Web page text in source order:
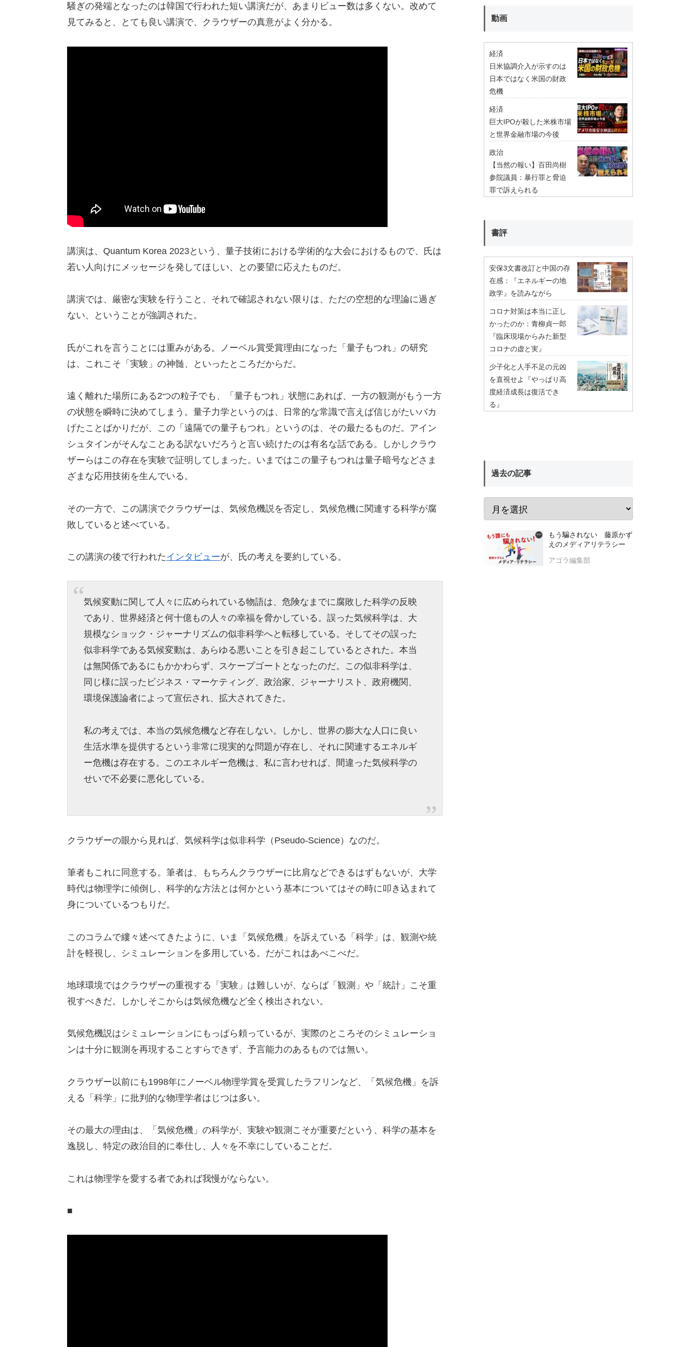
騒ぎの発端となったのは韓国で行われた短い講演だが、あまりビュー数は多くない。改めて
見てみると、とても良い講演で、クラウザーの真意がよく分かる。
講演は、Quantum Korea 2023という、量子技術における学術的な大会におけるもので、氏は
若い人向けにメッセージを発してほしい、との要望に応えたものだ。
講演では、厳密な実験を行うこと、それで確認されない限りは、ただの空想的な理論に過ぎ
ない、ということが強調された。
氏がこれを言うことには重みがある。ノーベル賞受賞理由になった「量子もつれ」の研究
は、これこそ「実験」の神髄、といったところだからだ。
遠く離れた場所にある2つの粒子でも、「量子もつれ」状態にあれば、一方の観測がもう一方
の状態を瞬時に決めてしまう。量子力学というのは、日常的な常識で言えば信じがたいバカ
げたことばかりだが、この「遠隔での量子もつれ」というのは、その最たるものだ。アイン
シュタインがそんなことある訳ないだろうと言い続けたのは有名な話である。しかしクラウ
ザーらはこの存在を実験で証明してしまった。いまではこの量子もつれは量子暗号などさま
ざまな応用技術を生んでいる。
その一方で、この講演でクラウザーは、気候危機説を否定し、気候危機に関連する科学が腐
敗していると述べている。
この講演の後で行われた インタビューが、氏の考えを要約している。
気候変動に関して人々に広められている物語は、危険なまでに腐敗した科学の反映
であり、世界経済と何十億もの人々の幸福を脅かしている。誤った気候科学は、大
規模なショック・ジャーナリズムの似非科学へと転移している。そしてその誤った
似非科学である気候変動は、あらゆる悪いことを引き起こしているとされた。本当
は無関係であるにもかかわらず、スケープゴートとなったのだ。この似非科学は、
同じ様に誤ったビジネス・マーケティング、政治家、ジャーナリスト、政府機関、
環境保護論者によって宣伝され、拡大されてきた。
私の考えでは、本当の気候危機など存在しない。しかし、世界の膨大な人口に良い
生活水準を提供するという非常に現実的な問題が存在し、それに関連するエネルギ
ー危機は存在する。このエネルギー危機は、私に言わせれば、間違った気候科学の
せいで不必要に悪化している。
クラウザーの眼から見れば、気候科学は似非科学（Pseudo-Science）なのだ。
筆者もこれに同意する。筆者は、もちろんクラウザーに比肩などできるはずもないが、大学
時代は物理学に傾倒し、科学的な方法とは何かという基本についてはその時に叩き込まれて
身についているつもりだ。
このコラムで縷々述べてきたように、いま「気候危機」を訴えている「科学」は、観測や統
計を軽視し、シミュレーションを多用している。だがこれはあべこべだ。
地球環境ではクラウザーの重視する「実験」は難しいが、ならば「観測」や「統計」こそ重
視すべきだ。しかしそこからは気候危機など全く検出されない。
気候危機説はシミュレーションにもっぱら頼っているが、実際のところそのシミュレーショ
ンは十分に観測を再現することすらできず、予言能力のあるものでは無い。
クラウザー以前にも1998年にノーベル物理学賞を受賞したラフリンなど、「気候危機」を訴
える「科学」に批判的な物理学者はじつは多い。
その最大の理由は、「気候危機」の科学が、実験や観測こそが重要だという、科学の基本を
逸脱し、特定の政治目的に奉仕し、人々を不幸にしていることだ。
これは物理学を愛する者であれば我慢がならない。
■
動画
経済
日米協調介入が示すのは
日本ではなく米国の財政
危機
経済
巨大IPOが殺した米株市場
と世界金融市場の今後
政治
【当然の報い】百田尚樹
参院議員：暴行罪と脅迫
罪で訴えられる
書評
安保3文書改訂と中国の存
在感：『エネルギーの地
政学』を読みながら
コロナ対策は本当に正し
かったのか：青柳貞一郎
『臨床現場からみた新型
コロナの虚と実』
少子化と人手不足の元凶
を直視せよ『やっぱり高
度経済成長は復活でき
る』
過去の記事
もう騙されない 藤原かず
えのメディアリテラシー
アゴラ編集部